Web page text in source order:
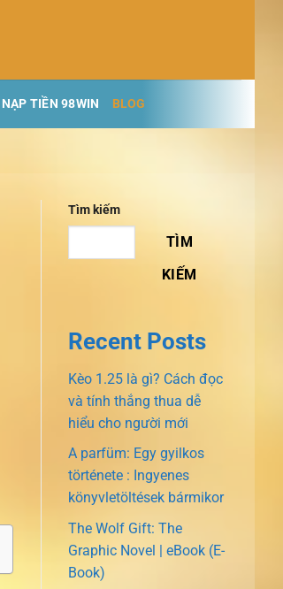
NẠP TIỀN 98WIN BLOG
Tìm kiếm
TÌM
KIẾM
Recent Posts
Kèo 1.25 là gì? Cách đọc
và tính thắng thua dễ
hiểu cho người mới
A parfüm: Egy gyilkos
története : Ingyenes
könyvletöltések bármikor
The Wolf Gift: The
Graphic Novel | eBook (E-
Book)